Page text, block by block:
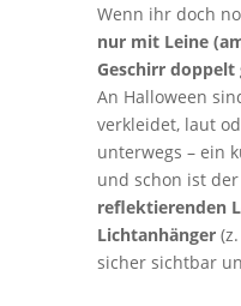
Wenn ihr doch
nur mit Leine
Geschirr
An Halloween
verkleidet, laut
unterwegs – ein
und schon ist
reflektierenden
Lichtanhänger(z.
sicher sichtbar